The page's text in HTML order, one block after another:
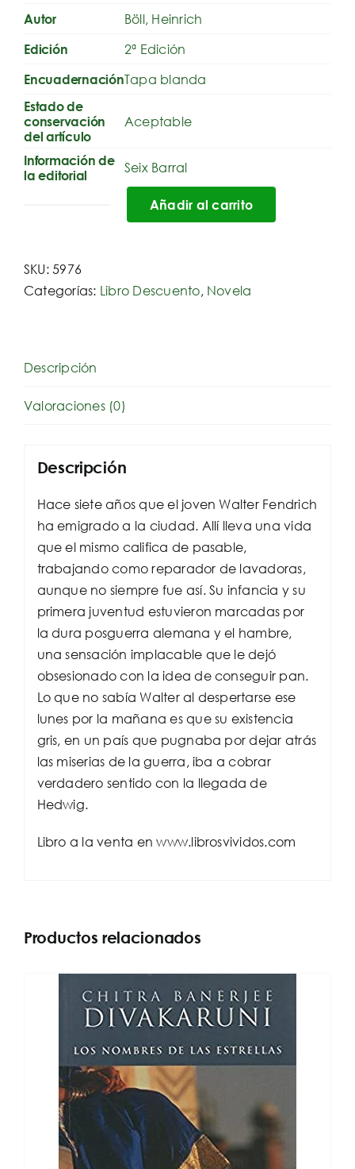
Autor Böll, Heinrich
Edición 2ª Edición
EncuadernaciónTapa blanda
Estado de
conservación
del artículo
Aceptable
Información de
la editorial
Seix Barral
los
años
Añadir al carrito
SKU:5976
Categorías: Libro Descuento, Novela
Descripción
Valoraciones (0)
Descripción
Hace siete años que el joven Walter Fendrich
ha emigrado a la ciudad. Allí lleva una vida
que el mismo califica de pasable,
trabajando como reparador de lavadoras,
aunque no siempre fue así. Su infancia y su
primera juventud estuvieron marcadas por
la dura posguerra alemana y el hambre,
una sensación implacable que le dejó
obsesionado con la idea de conseguir pan.
Lo que no sabía Walter al despertarse ese
lunes por la mañana es que su existencia
gris, en un país que pugnaba por dejar atrás
las miserias de la guerra, iba a cobrar
verdadero sentido con la llegada de
Hedwig.
Libro a la venta en www.librosvividos.com
Productos relacionados